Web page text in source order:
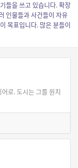
들을 쓰고 있습니다. 확장
인물들과 사건들이 자유
목표입니다. 많은 분들이
로. 도시는 그를 원치